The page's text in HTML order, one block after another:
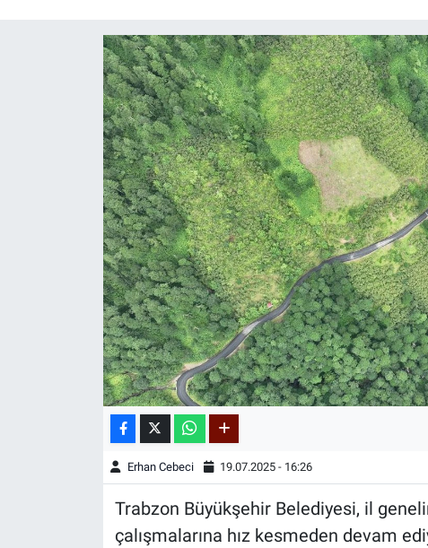
Erhan Cebeci 19.07.2025 - 16:26
Trabzon Büyükşehir Belediyesi, il
çalışmalarına hız kesmeden devam
Perde Arkası
Son Dakika Haberleri
Haber Arşivi